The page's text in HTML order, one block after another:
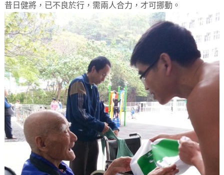
昔日健將，已不良於行，需兩人合力，才可挪動。